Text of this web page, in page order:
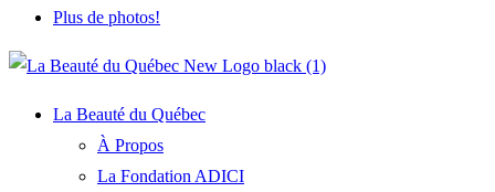
Plus de photos!
La Beauté du Québec
À Propos
La Fondation ADICI